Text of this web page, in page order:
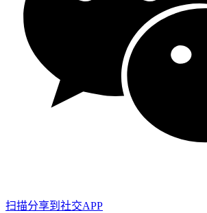
扫描分享到社交APP